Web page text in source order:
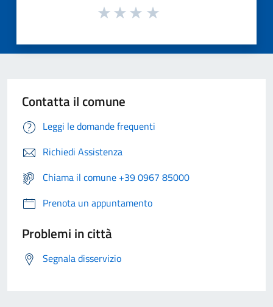
Contatta il comune
Leggi le domande frequenti
Richiedi Assistenza
Chiama il comune +39 0967 85000
Prenota un appuntamento
Problemi in città
Segnala disservizio